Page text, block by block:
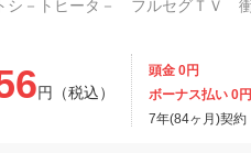
円（税込）
頭金 0円
ボーナス払い 0円
7年(84ヶ月)契約